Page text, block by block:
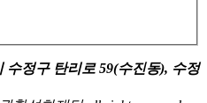
수정구 탄리로 59(수진동), 수정